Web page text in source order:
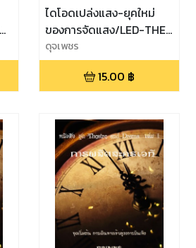
ไดโอดเปล่งแสง-ยุคใหม่
ของการจัดแสง/LED-THE
NEW ERA OF LIGHTING
TECHNOLOGY.
ดุจเพชร
15.00 ฿